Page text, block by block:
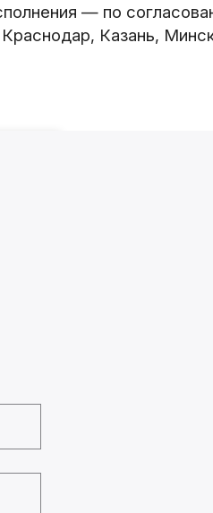
— по
Казань,